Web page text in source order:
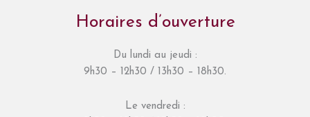
Horaires d’ouverture
Du lundi au jeudi :
9h30 – 12h30 / 13h30 – 18h30.
Le vendredi :